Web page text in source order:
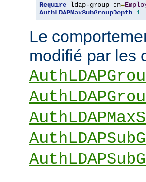
Require ldap-group cn=
AuthLDAPMaxSubGroupDepth 1
Le
modifié par les